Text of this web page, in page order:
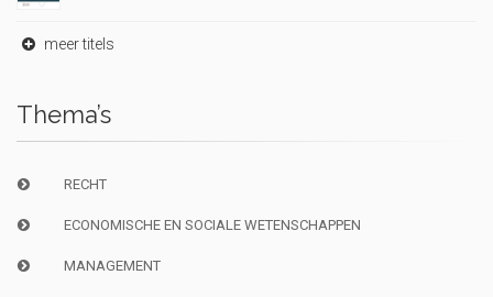
meer titels
Thema’s
RECHT
ECONOMISCHE EN SOCIALE WETENSCHAPPEN
MANAGEMENT